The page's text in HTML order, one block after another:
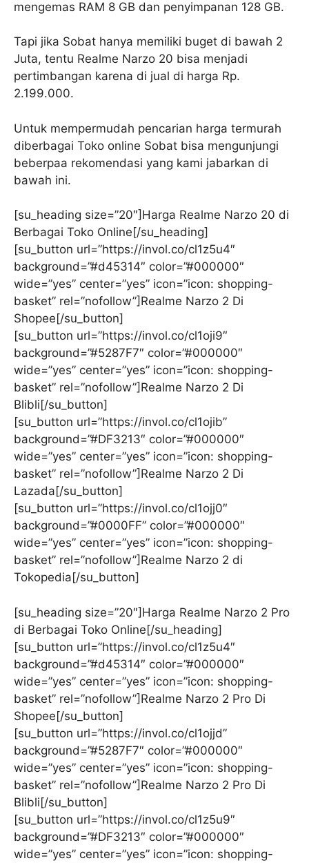
mengemas RAM 8 GB dan penyimpanan 128 GB.
Tapi jika Sobat hanya memiliki buget di bawah 2
Juta, tentu Realme Narzo 20 bisa menjadi
pertimbangan karena di jual di harga Rp.
2.199.000.
Untuk mempermudah pencarian harga termurah
diberbagai Toko online Sobat bisa mengunjungi
beberpaa rekomendasi yang kami jabarkan di
bawah ini.
[su_heading size=”20″]Harga Realme Narzo 20 di
Berbagai Toko Online[/su_heading]
[su_button url=”https://invol.co/cl1z5u4″
background=”#d45314″ color=”#000000″
wide=”yes” center=”yes” icon=”icon: shopping-
basket” rel=”nofollow”]Realme Narzo 2 Di
Shopee[/su_button]
[su_button url=”https://invol.co/cl1oji9″
background=”#5287F7″ color=”#000000″
wide=”yes” center=”yes” icon=”icon: shopping-
basket” rel=”nofollow”]Realme Narzo 2 Di
Blibli[/su_button]
[su_button url=”https://invol.co/cl1ojib”
background=”#DF3213″ color=”#000000″
wide=”yes” center=”yes” icon=”icon: shopping-
basket” rel=”nofollow”]Realme Narzo 2 Di
Lazada[/su_button]
[su_button url=”https://invol.co/cl1ojj0″
background=”#0000FF” color=”#000000″
wide=”yes” center=”yes” icon=”icon: shopping-
basket” rel=”nofollow”]Realme Narzo 2 di
Tokopedia[/su_button]
[su_heading size=”20″]Harga Realme Narzo 2 Pro
di Berbagai Toko Online[/su_heading]
[su_button url=”https://invol.co/cl1z5u4″
background=”#d45314″ color=”#000000″
wide=”yes” center=”yes” icon=”icon: shopping-
basket” rel=”nofollow”]Realme Narzo 2 Pro Di
Shopee[/su_button]
[su_button url=”https://invol.co/cl1ojjd”
background=”#5287F7″ color=”#000000″
wide=”yes” center=”yes” icon=”icon: shopping-
basket” rel=”nofollow”]Realme Narzo 2 Pro Di
Blibli[/su_button]
[su_button url=”https://invol.co/cl1z5u9″
background=”#DF3213″ color=”#000000″
wide=”yes” center=”yes” icon=”icon: shopping-